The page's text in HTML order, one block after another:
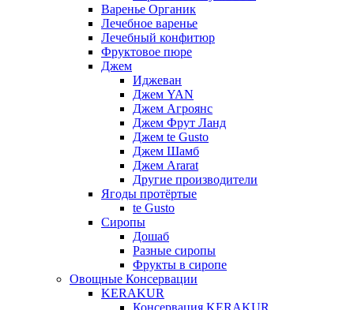
Варенье Органик
Лечебное варенье
Лечебный конфитюр
Фруктовое пюре
Джем
Иджеван
Джем YAN
Джем Агроянс
Джем Фрут Ланд
Джем te Gusto
Джем Шамб
Джем Ararat
Другие производители
Ягоды протёртые
te Gusto
Сиропы
Дошаб
Разные сиропы
Фрукты в сиропе
Овощные Консервации
KERAKUR
Консервация KERAKUR